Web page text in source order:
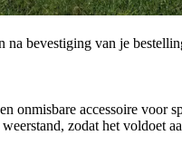
na bevestiging van je
onmisbare accessoire
zodat het voldoet